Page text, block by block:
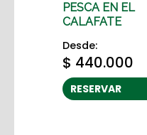
PESCA EN EL
CALAFATE
Desde:
$ 440.000
RESERVAR